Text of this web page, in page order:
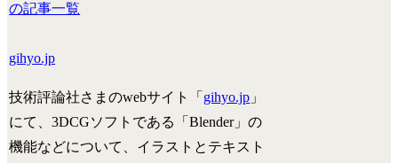
の記事一覧
gihyo.jp
技術評論社さまのwebサイト「 gihyo.jp 」
にて、3DCGソフトである「Blender」の
機能などについて、イラストとテキスト